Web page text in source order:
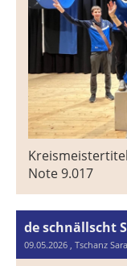
Note 9.017
de schnällscht
09.05.2026 , Tschanz Sara